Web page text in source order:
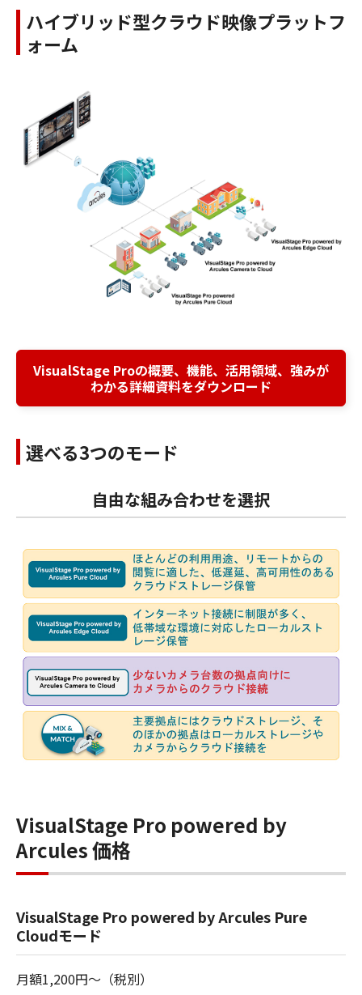
ハイブリッド型クラウド映像プラットフ
ォーム
VisualStage Proの概要、機能、活用領域、強みが
わかる詳細資料をダウンロード
選べる3つのモード
自由な組み合わせを選択
VisualStage Pro powered by
Arcules 価格
VisualStage Pro powered by Arcules Pure
Cloudモード
月額1,200円～（税別）